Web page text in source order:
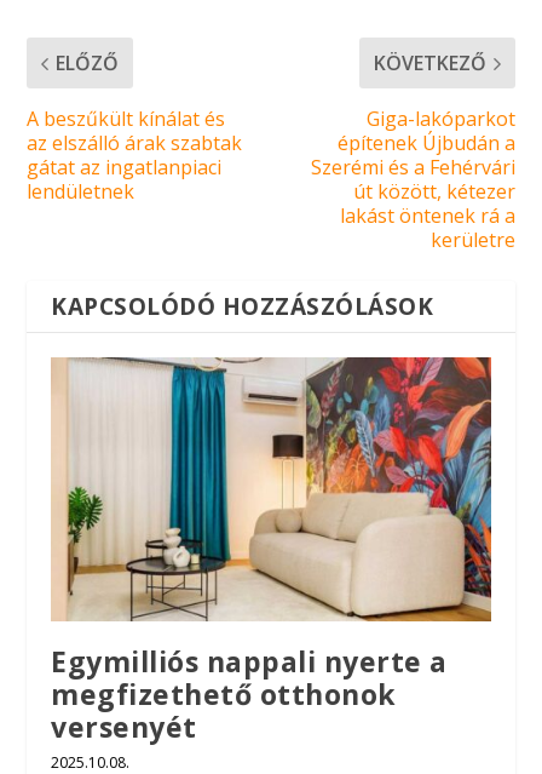
ELŐZŐ
A beszűkült kínálat és
az elszálló árak szabtak
gátat az ingatlanpiaci
lendületnek
KÖVETKEZŐ
Giga-lakóparkot
építenek Újbudán a
Szerémi és a Fehérvári
út között, kétezer
lakást öntenek rá a
kerületre
KAPCSOLÓDÓ HOZZÁSZÓLÁSOK
Egymilliós nappali nyerte a
megfizethető otthonok
versenyét
2025.10.08.